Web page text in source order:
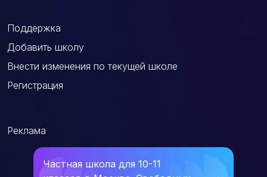
Поддержка
Добавить школу
Внести изменения по текущей школе
Регистрация
Реклама
Частная школа для 10-11